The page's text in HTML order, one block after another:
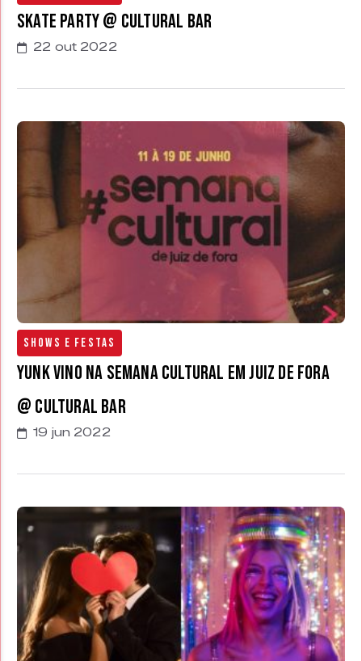
Skate Party @ Cultural Bar
22 out 2022
Shows e Festas
Yunk Vino na Semana Cultural em Juiz de Fora
@ Cultural Bar
19 jun 2022